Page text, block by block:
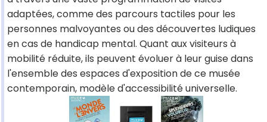
adaptées, comme des parcours tactiles pour les
personnes malvoyantes ou des découvertes ludiques
en cas de handicap mental. Quant aux visiteurs à
mobilité réduite, ils peuvent évoluer à leur guise dans
l'ensemble des espaces d'exposition de ce musée
contemporain, modèle d'accessibilité universelle.